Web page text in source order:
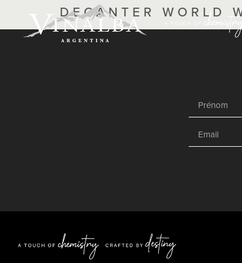
DECANTER WORLD